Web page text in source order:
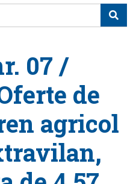
07 /
de
agricol